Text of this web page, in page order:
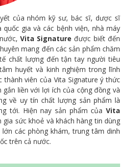
của nhóm kỹ sư, bác sĩ, dược sĩ
gia và các bệnh viện, nhà máy
Vita Signature được biết đến
mang đến các sản phẩm chăm
chất lượng đến tận tay người tiêu
huyết và kinh nghiệm trong lĩnh
viên của Vita Signature ý thức
liền với lợi ích của cộng đồng và
về uy tín chất lượng sản phẩm là
tới. Hiện nay sản phẩm của Vita
gia sức khoẻ và khách hàng tin dùng
các phòng khám, trung tâm dinh
trên cả nước.